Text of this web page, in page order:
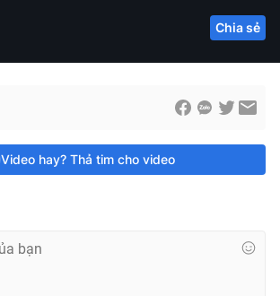
Chia sẻ
Video hay? Thả tim cho video